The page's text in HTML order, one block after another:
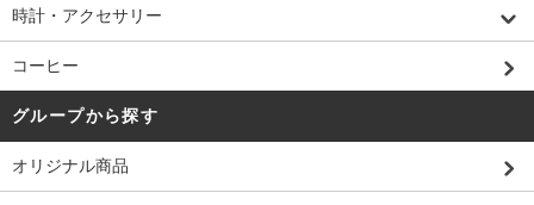
時計・アクセサリー
コーヒー
グループから探す
オリジナル商品